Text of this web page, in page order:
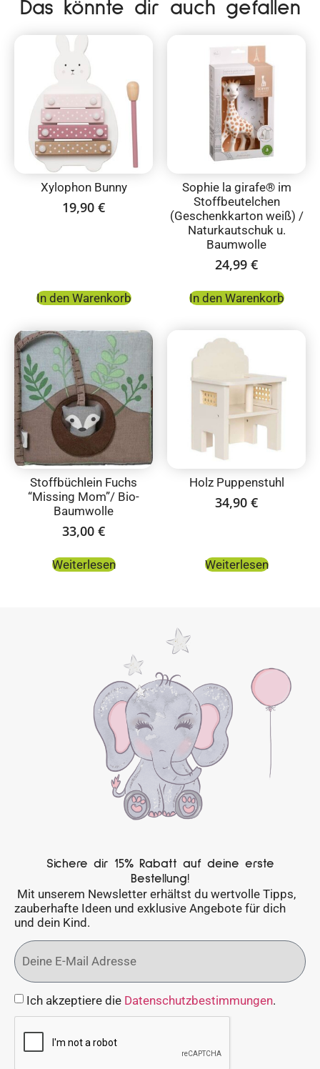
Das könnte dir auch gefallen
Xylophon Bunny
19,90 €
In den Warenkorb
Sophie la girafe® im
Stoffbeutelchen
(Geschenkkarton weiß) /
Naturkautschuk u.
Baumwolle
24,99 €
In den Warenkorb
Stoffbüchlein Fuchs
“Missing Mom”/ Bio-
Baumwolle
33,00 €
Weiterlesen
Holz Puppenstuhl
34,90 €
Weiterlesen
Sichere dir 15% Rabatt auf deine erste
Bestellung!
Mit unserem Newsletter erhältst du wertvolle Tipps,
zauberhafte Ideen und exklusive Angebote für dich
und dein Kind.
Ich akzeptiere die Datenschutzbestimmungen.